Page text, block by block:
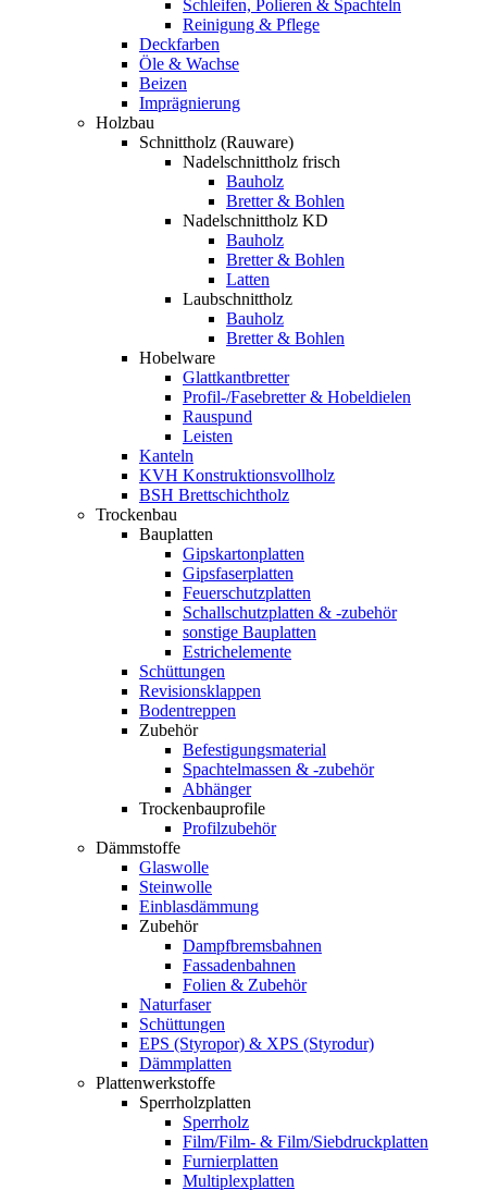
Schleifen, Polieren & Spachteln
Reinigung & Pflege
Deckfarben
Öle & Wachse
Beizen
Imprägnierung
Holzbau
Schnittholz (Rauware)
Nadelschnittholz frisch
Bauholz
Bretter & Bohlen
Nadelschnittholz KD
Bauholz
Bretter & Bohlen
Latten
Laubschnittholz
Bauholz
Bretter & Bohlen
Hobelware
Glattkantbretter
Profil-/Fasebretter & Hobeldielen
Rauspund
Leisten
Kanteln
KVH Konstruktionsvollholz
BSH Brettschichtholz
Trockenbau
Bauplatten
Gipskartonplatten
Gipsfaserplatten
Feuerschutzplatten
Schallschutzplatten & -zubehör
sonstige Bauplatten
Estrichelemente
Schüttungen
Revisionsklappen
Bodentreppen
Zubehör
Befestigungsmaterial
Spachtelmassen & -zubehör
Abhänger
Trockenbauprofile
Profilzubehör
Dämmstoffe
Glaswolle
Steinwolle
Einblasdämmung
Zubehör
Dampfbremsbahnen
Fassadenbahnen
Folien & Zubehör
Naturfaser
Schüttungen
EPS (Styropor) & XPS (Styrodur)
Dämmplatten
Plattenwerkstoffe
Sperrholzplatten
Sperrholz
Film/Film- & Film/Siebdruckplatten
Furnierplatten
Multiplexplatten